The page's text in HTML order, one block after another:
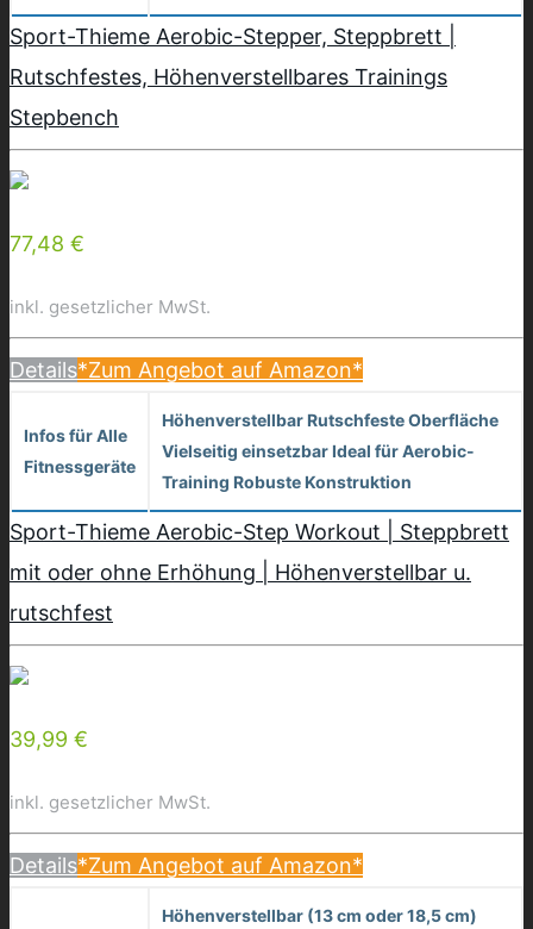
Sport-Thieme Aerobic-Stepper, Steppbrett |
Rutschfestes, Höhenverstellbares Trainings
Stepbench
77,48 €
inkl. gesetzlicher MwSt.
Details*Zum Angebot auf Amazon*
Infos für Alle
Fitnessgeräte
Höhenverstellbar Rutschfeste Oberfläche
Vielseitig einsetzbar Ideal für Aerobic-
Training Robuste Konstruktion
Sport-Thieme Aerobic-Step Workout | Steppbrett
mit oder ohne Erhöhung | Höhenverstellbar u.
rutschfest
39,99 €
inkl. gesetzlicher MwSt.
Details*Zum Angebot auf Amazon*
Höhenverstellbar (13 cm oder 18,5 cm)